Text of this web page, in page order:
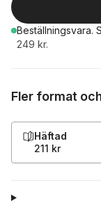
Beställningsvara.
249 kr.
Fler format
Häftad
211 kr